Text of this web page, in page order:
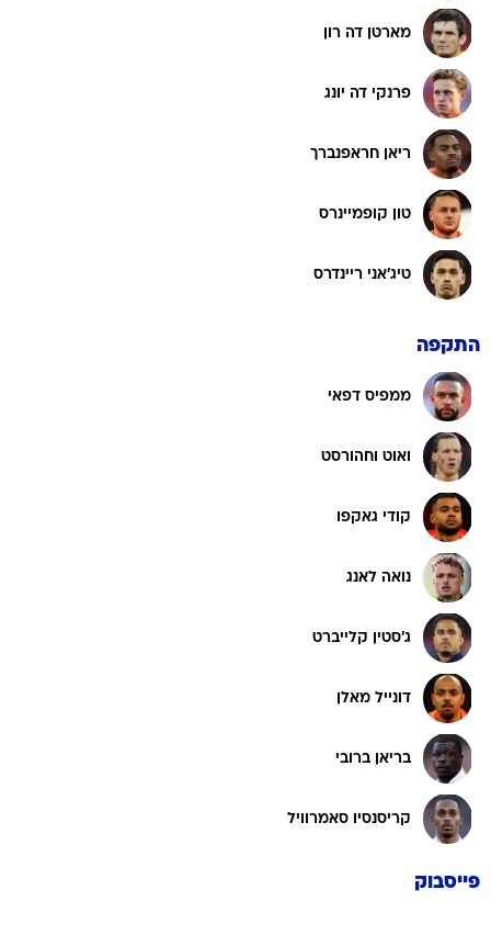
מארטן דה רון
פרנקי דה יונג
ריאן חראפנברך
טון קופמיינרס
טיג'אני ריינדרס
התקפה
ממפיס דפאי
ואוט וחהורסט
קודי גאקפו
נואה לאנג
ג'סטין קלייברט
דונייל מאלן
בריאן ברובי
קריסנסיו סאמרוויל
פייסבוק